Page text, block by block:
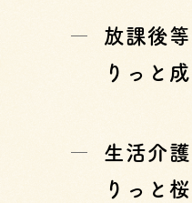
放課後
りっと
生活介護
りっと桜